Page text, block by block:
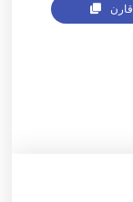
قارن